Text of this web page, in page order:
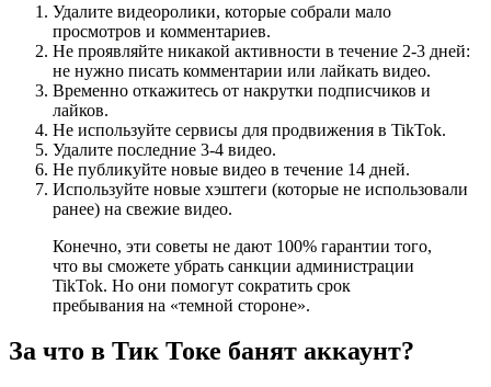
Удалите видеоролики, которые собрали мало
просмотров и комментариев.
Не проявляйте никакой активности в течение 2-3 дней:
не нужно писать комментарии или лайкать видео.
Временно откажитесь от накрутки подписчиков и
лайков.
Не используйте сервисы для продвижения в TikTok.
Удалите последние 3-4 видео.
Не публикуйте новые видео в течение 14 дней.
Используйте новые хэштеги (которые не использовали
ранее) на свежие видео.
Конечно, эти советы не дают 100% гарантии того,
что вы сможете убрать санкции администрации
TikTok. Но они помогут сократить срок
пребывания на «темной стороне».
За что в Тик Токе банят аккаунт?